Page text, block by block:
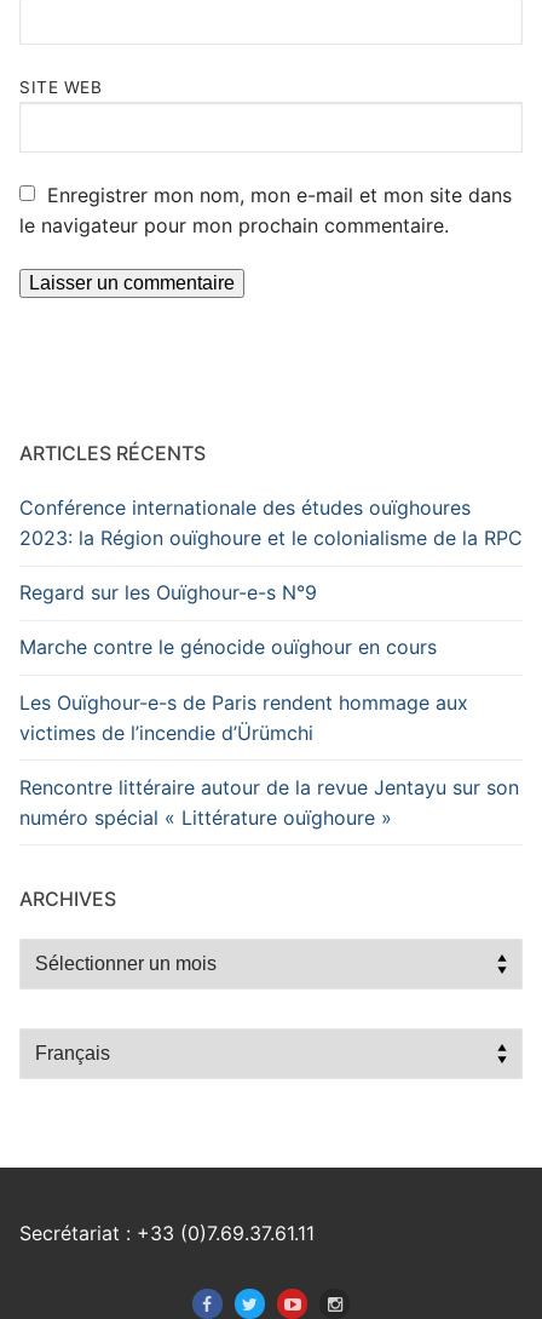
SITE WEB
Enregistrer mon nom, mon e-mail et mon site dans
le navigateur pour mon prochain commentaire.
ARTICLES RÉCENTS
Conférence internationale des études ouïghoures
2023: la Région ouïghoure et le colonialisme de la RPC
Regard sur les Ouïghour-e-s N°9
Marche contre le génocide ouïghour en cours
Les Ouïghour-e-s de Paris rendent hommage aux
victimes de l’incendie d’Ürümchi
Rencontre littéraire autour de la revue Jentayu sur son
numéro spécial « Littérature ouïghoure »
ARCHIVES
Archives
Choisir
Secrétariat : +33 (0)7.69.37.61.11